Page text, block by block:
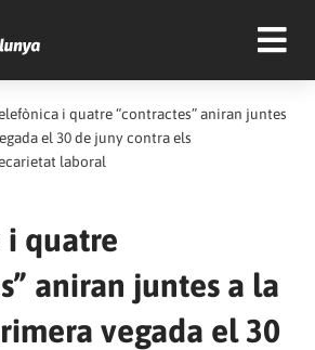
i quatre “contractes” aniran juntes
el 30 de juny contra els
laboral
i quatre
aniran juntes a la
vegada el 30